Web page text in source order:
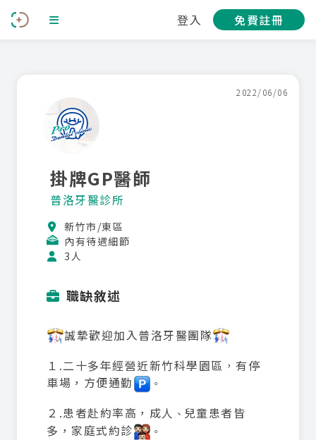
登入 免費註冊
2022/06/06
掛牌GP醫師
普洛牙醫診所
新竹市/東區
內有待遇細節
3人
職缺敘述
誠摯歡迎加入普洛牙醫團隊
１.二十多年經營近新竹科學園區 ， 有停
車場，方便通勤
。
２.患者赴約率高，成人 、 兒童患者皆
多，家庭式約診
。